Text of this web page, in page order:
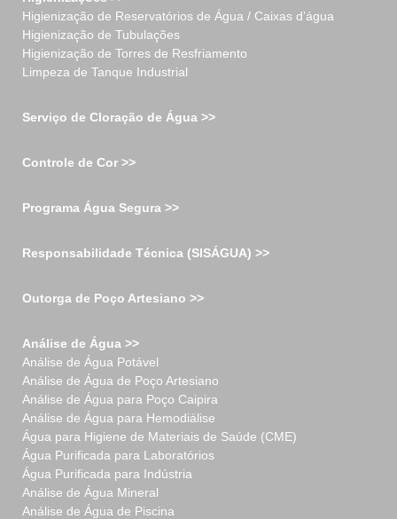
Higienização de Reservatórios de Água / Caixas d’água
Higienização de Tubulações
Higienização de Torres de Resfriamento
Limpeza de Tanque Industrial
Serviço de Cloração de Água >>
Controle de Cor >>
Programa Água Segura >>
Responsabilidade Técnica (SISÁGUA) >>
Outorga de Poço Artesiano >>
Análise de Água >>
Análise de Água Potável
Análise de Água de Poço Artesiano
Análise de Água para Poço Caipira
Análise de Água para Hemodiálise
Água para Higiene de Materiais de Saúde (CME)
Água Purificada para Laboratórios
Água Purificada para Indústria
Análise de Água Mineral
Análise de Água de Piscina